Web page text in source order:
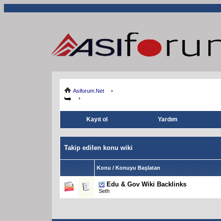
Asiforum.Net
Kayıt ol Yardım
Takip edilen konu wiki
Konu / Konuyu Başlatan
Edu & Gov Wiki Backlinks
Seth